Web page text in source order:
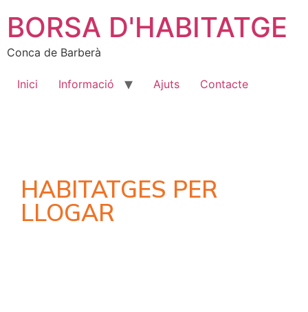
BORSA D'HABITATGE
Conca de Barberà
Inici Informació Ajuts Contacte
HABITATGES PER
LLOGAR